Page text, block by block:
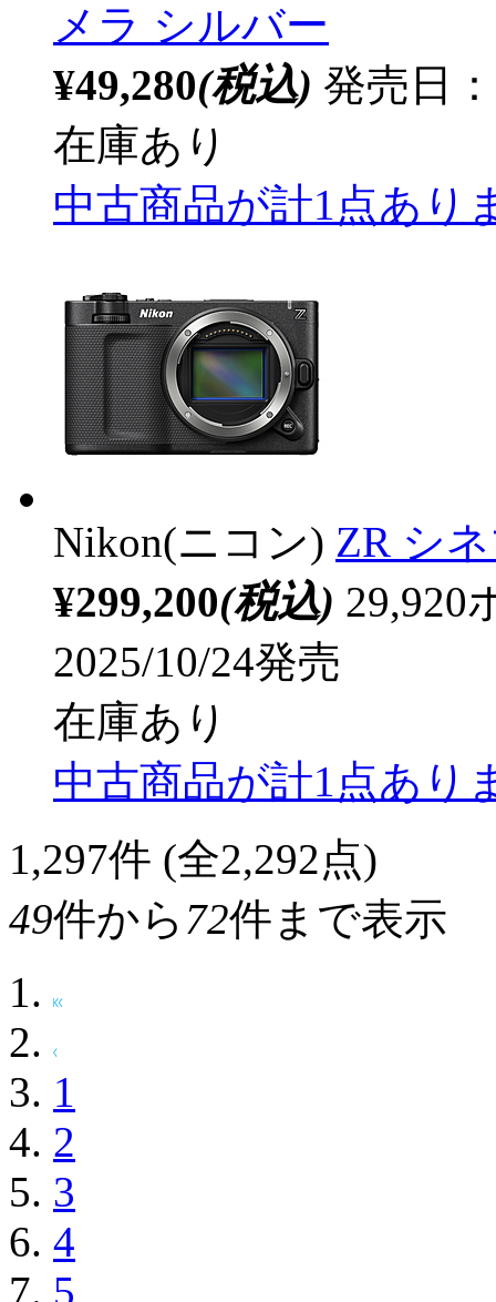
メラ シルバー
¥49,280(税込) 発売日
在庫あり
中古商品が計1点あり
Nikon(ニコン) ZR シ
¥299,200(税込) 29,920
2025/10/24発売
在庫あり
中古商品が計1点あり
1,297件 (全2,292点)
49件から 72件まで表示
1
2
3
4
5